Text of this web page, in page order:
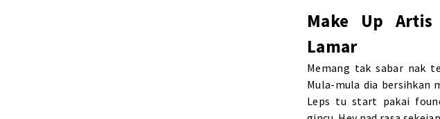
Make Up
Lamar
Memang tak sabar nak
Mula-mula dia bersihkan
Leps tu start pakai